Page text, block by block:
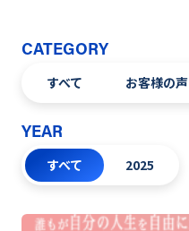
CATEGORY
すべて お客様の声
YEAR
すべて 2025